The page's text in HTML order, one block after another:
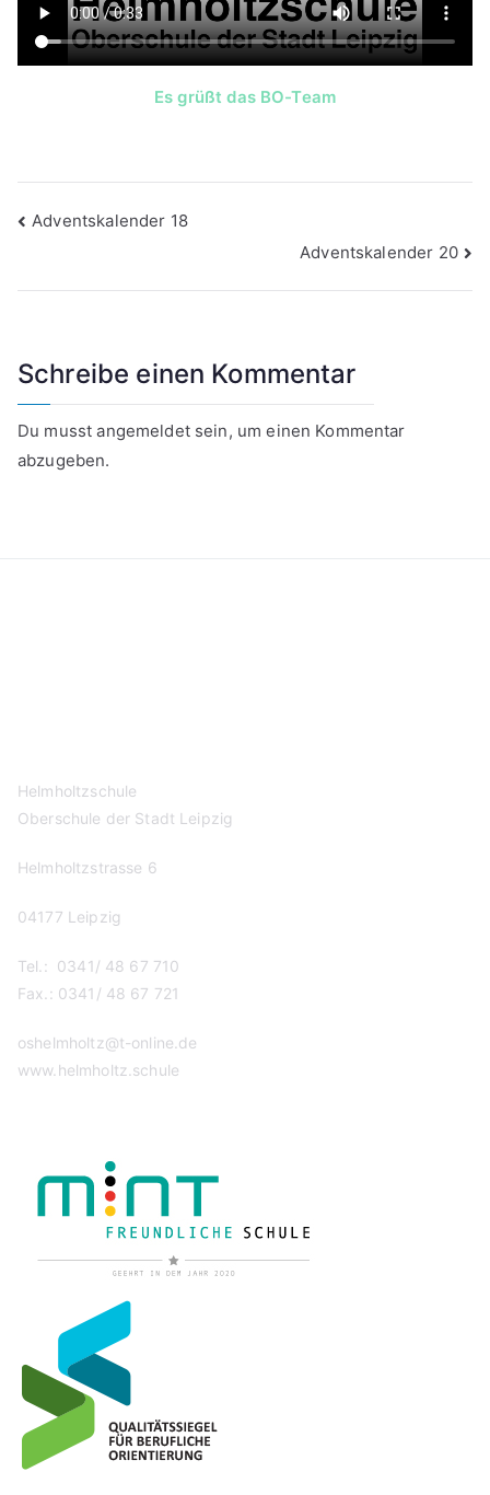
Es grüßt das BO-Team
Beitragsnavigation
Adventskalender 18
Adventskalender 20
Schreibe einen Kommentar
Du musstangemeldetsein, um einen Kommentar
abzugeben.
Helmholtzschule
Oberschule der Stadt Leipzig
Helmholtzstrasse 6
04177 Leipzig
Tel.: 0341/ 48 67 710
Fax.: 0341/ 48 67 721
oshelmholtz@t-online.de
www.helmholtz.schule